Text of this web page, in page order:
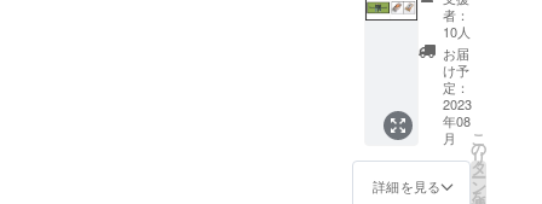
は1枚で
単品ド
リンク
ニュー
の中か
ら１つ
引き換
えでき
るチ
持ちを
込めた
御礼
メール
・自家
焙煎麦
茶【粒
タイ
プ】深
煎り/浅
者：
10人
お届
け予
定：
2023
年08
月
詳細を見る
こ
の
リ
タ
ー
ン
を